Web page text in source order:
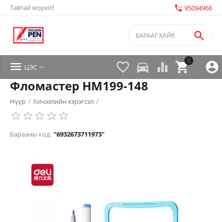
Тавтай морил! settings_phone 95094966


0

 directions_car 
 ЦЭС 
Фломастер HM199-148
Нүүр / Хичээлийн хэрэгсэл /
Барааны код: "6932673711973"